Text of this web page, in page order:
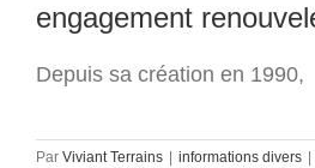
engagement
Depuis sa création en 1990,
Par Viviant Terrains informations divers